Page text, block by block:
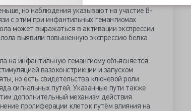
но наблюдения указывают на участие β-
с этим при инфантильных гемангиомах
может выражаться в активации экспрессии
выявили повышенную экспрессию белка
на инфантильную гемангиому объясняется
вазоконстрикции и запуском
но есть свидетельства ключевой роли
сигнальных путей. Указанные пути также
дополнительный механизм действия
пролиферации клеток путём влияния на